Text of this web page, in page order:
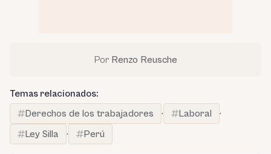
Por Renzo Reusche
Temas relacionados:
Derechos de los trabajadores
· Laboral
·
Ley Silla
· Perú